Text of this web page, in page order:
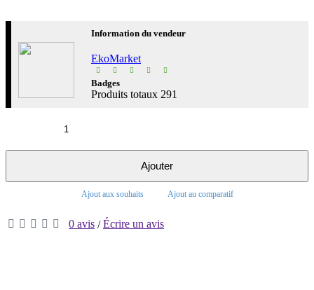
Information du vendeur
EkoMarket
Badges
Produits totaux 291
Ajouter
Ajout aux souhaits Ajout au comparatif
0 avis /Écrire un avis